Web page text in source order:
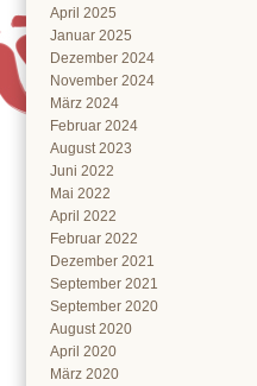
April 2025
Januar 2025
Dezember 2024
November 2024
März 2024
Februar 2024
August 2023
Juni 2022
Mai 2022
April 2022
Februar 2022
Dezember 2021
September 2021
September 2020
August 2020
April 2020
März 2020